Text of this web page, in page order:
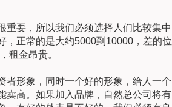
要，所以我们必须选择人们比较集中
，正常的是大约5000到10000，差的位
租金昂贵。
形象，同时一个好的形象，给人一个
卖高。如果加入品牌，自然总公司将有